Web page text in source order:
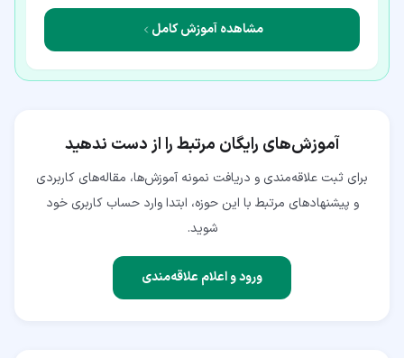
مشاهده آموزش کامل
آموزش‌های رایگان مرتبط را از دست ندهید
برای ثبت علاقه‌مندی و دریافت نمونه آموزش‌ها، مقاله‌های کاربردی
و پیشنهادهای مرتبط با این حوزه، ابتدا وارد حساب کاربری خود
شوید.
ورود و اعلام علاقه‌مندی